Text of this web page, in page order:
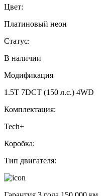
Цвет:
Платиновый неон
Статус:
В наличии
Модификация
1.5T 7DCT (150 л.с.) 4WD
Комплектация:
Tech+
Коробка:
Тип двигателя: